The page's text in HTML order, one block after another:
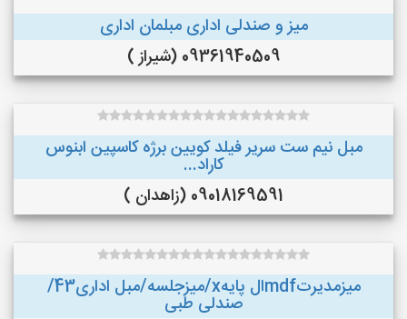
میز و صندلی اداری مبلمان اداری
09361940509 (شیراز )
مبل نیم ست سریر فیلد کویین برژه کاسپین ابنوس
کاراد...
09018169591 (زاهدان )
میزمدیرتmdfال پایهx/میزجلسه/مبل اداری43/
صندلی طبی